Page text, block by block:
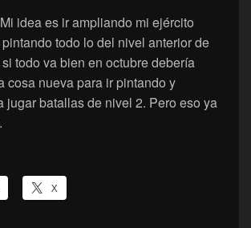
idea es ir ampliando mi ejército
todo lo del nivel anterior de
todo va bien en octubre debería
cosa nueva para ir pintando y
jugar batallas de nivel 2. Pero eso ya
X